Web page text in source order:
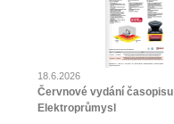
18.6.2026
Červnové vydání časopisu
Elektroprůmysl